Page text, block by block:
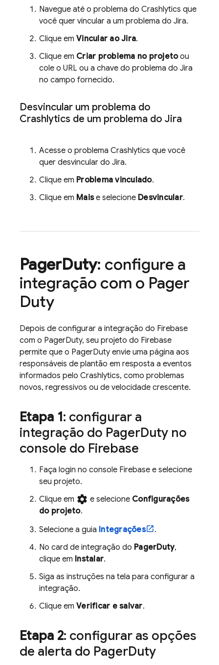
Navegue até o problema do Crashlytics que
você quer vincular a um problema do Jira.
Clique em Vincular ao Jira.
Clique em Criar problema no projetoou
cole o URL ou a chave do problema do Jira
no campo fornecido.
Desvincular um problema do
Crashlytics de um problema do Jira
Acesse o problema Crashlytics que você
quer desvincular do Jira.
Clique em Problema vinculado.
Clique em Maise selecione Desvincular.
PagerDuty: configure a
integração com o Pager
Duty
Depois de configurar a integração do Firebase
com o PagerDuty, seu projeto do Firebase
permite que o PagerDuty envie uma página aos
responsáveis de plantão em resposta a eventos
informados pelo Crashlytics, como problemas
novos, regressivos ou de velocidade crescente.
Etapa 1: configurar a
integração do PagerDuty no
console do Firebase
Faça login no console Firebase e selecione
seu projeto.
Clique em settings e selecione Configurações
do projeto.
Selecione a guia Integrações
.
No card de integração do PagerDuty,
clique em Instalar.
Siga as instruções na tela para configurar a
integração.
Clique em Verificar e salvar.
Etapa 2: configurar as opções
de alerta do PagerDuty